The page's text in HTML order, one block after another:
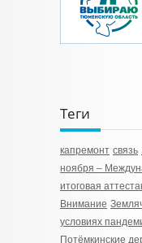
Теги
капремонт связь
ноября –
итоговая
Внимание
условиях
Потёмкинские